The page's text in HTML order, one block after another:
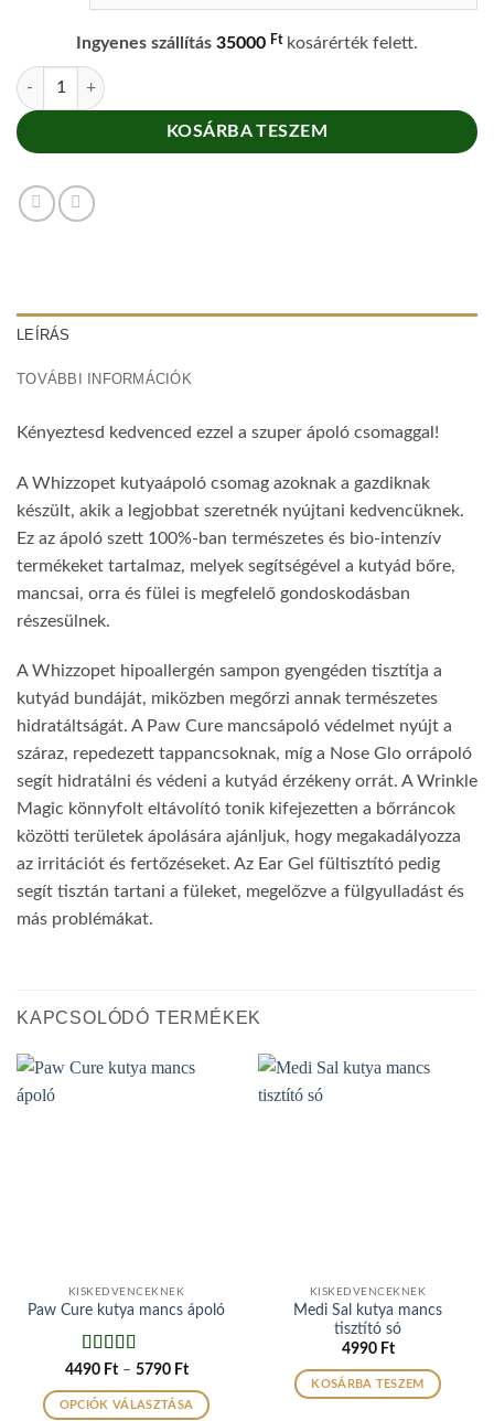
Ingyenes szállítás 35000 Ftkosárérték felett.
Kutyaápoló csomag mennyiség
KOSÁRBA TESZEM
LEÍRÁS
TOVÁBBI INFORMÁCIÓK
Kényeztesd kedvenced ezzel a szuper ápoló csomaggal!
A Whizzopet kutyaápoló csomag azoknak a gazdiknak
készült, akik a legjobbat szeretnék nyújtani kedvencüknek.
Ez az ápoló szett 100%-ban természetes és bio-intenzív
termékeket tartalmaz, melyek segítségével a kutyád bőre,
mancsai, orra és fülei is megfelelő gondoskodásban
részesülnek.
A Whizzopet hipoallergén sampon gyengéden tisztítja a
kutyád bundáját, miközben megőrzi annak természetes
hidratáltságát. A Paw Cure mancsápoló védelmet nyújt a
száraz, repedezett tappancsoknak, míg a Nose Glo orrápoló
segít hidratálni és védeni a kutyád érzékeny orrát. A Wrinkle
Magic könnyfolt eltávolító tonik kifejezetten a bőrráncok
közötti területek ápolására ajánljuk, hogy megakadályozza
az irritációt és fertőzéseket. Az Ear Gel fültisztító pedig
segít tisztán tartani a füleket, megelőzve a fülgyulladást és
más problémákat.
KAPCSOLÓDÓ TERMÉKEK
KISKEDVENCEKNEK
Paw Cure kutya mancs ápoló
Értékelés:5
/ 5
4490 Ft – 5790 FtÁrtartomány:
-
5790 Ft
OPCIÓK VÁLASZTÁSA
KISKEDVENCEKNEK
Medi Sal kutya mancs
tisztító só
4990 Ft
KOSÁRBA TESZEM